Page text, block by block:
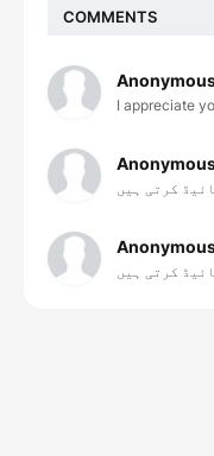
COMMENTS
I appreciate
کرتی ہیں
کرتی ہیں